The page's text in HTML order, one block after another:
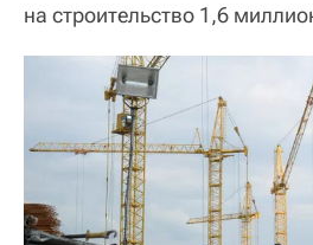
на строительство 1,6